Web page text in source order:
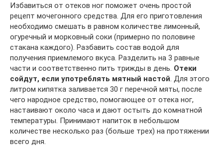
Избавиться от отеков ног поможет очень простой
рецепт мочегонного средства. Для его приготовления
необходимо смешать в равном количестве лимонный,
огуречный и морковный соки (примерно по половине
стакана каждого). Разбавить состав водой для
получения приемлемого вкуса. Разделить на 3 равные
части и соответственно пить трижды в день. Отеки
сойдут, если употреблять мятный настой. Для этого
литром кипятка заливается 30 г перечной мяты, после
чего народное средство, помогающее от отека ног,
настаивают около часа и дают остыть до комнатной
температуры. Принимают напиток в небольшом
количестве несколько раз (больше трех) на протяжении
всего дня.